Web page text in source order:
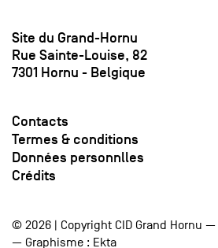
Site du Grand-Hornu
Rue Sainte-Louise, 82
7301 Hornu - Belgique
Contacts
Termes & conditions
Données personnlles
Crédits
© 2026 | Copyright CID Grand Hornu —
— Graphisme : Ekta